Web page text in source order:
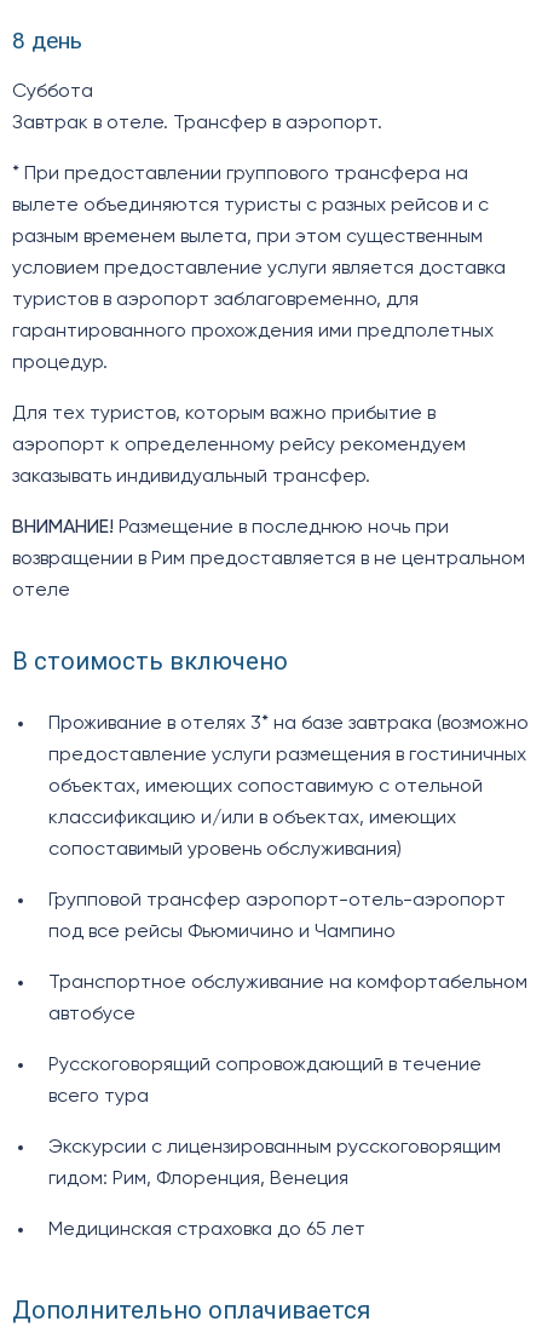
8 день
Суббота
Завтрак в отеле. Трансфер в аэропорт.
* При предоставлении группового трансфера на
вылете объединяются туристы с разных рейсов и с
разным временем вылета, при этом существенным
условием предоставление услуги является доставка
туристов в аэропорт заблаговременно, для
гарантированного прохождения ими предполетных
процедур.
Для тех туристов, которым важно прибытие в
аэропорт к определенному рейсу рекомендуем
заказывать индивидуальный трансфер.
ВНИМАНИЕ! Размещение в последнюю ночь при
возвращении в Рим предоставляется в не центральном
отеле
В стоимость включено
Проживание в отелях 3* на базе завтрака (возможно
предоставление услуги размещения в гостиничных
объектах, имеющих сопоставимую с отельной
классификацию и/или в объектах, имеющих
сопоставимый уровень обслуживания)
Групповой трансфер аэропорт-отель-аэропорт
под все рейсы Фьюмичино и Чампино
Транспортное обслуживание на комфортабельном
автобусе
Русскоговорящий сопровождающий в течение
всего тура
Экскурсии с лицензированным русскоговорящим
гидом: Рим, Флоренция, Венеция
Медицинская страховка до 65 лет
Дополнительно оплачивается